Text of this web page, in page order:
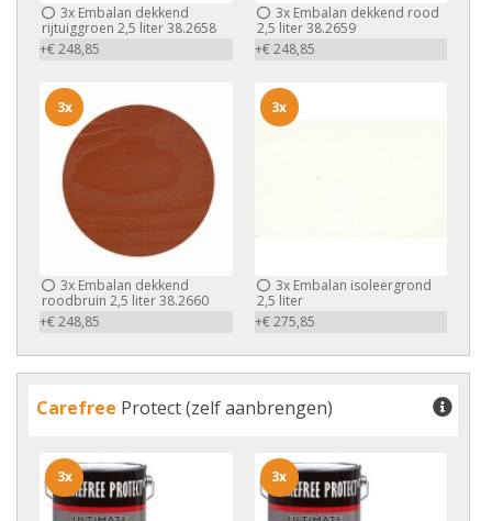
3x Embalan dekkend
rijtuiggroen 2,5 liter 38.2658
+€ 248,85
3xEmbalan dekkend rood
2,5 liter 38.2659
+€ 248,85
3x Embalan dekkend
roodbruin 2,5 liter 38.2660
+€ 248,85
3x
3xEmbalan isoleergrond
2,5 liter
+€ 275,85
3x
Carefree Protect (zelf aanbrengen)
3x 3x